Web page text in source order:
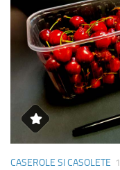
CASEROLE SI CASOLETE